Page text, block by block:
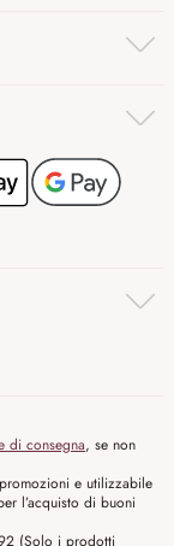
di consegna, se non
e utilizzabile
l’acquisto di buoni
(Solo i prodotti